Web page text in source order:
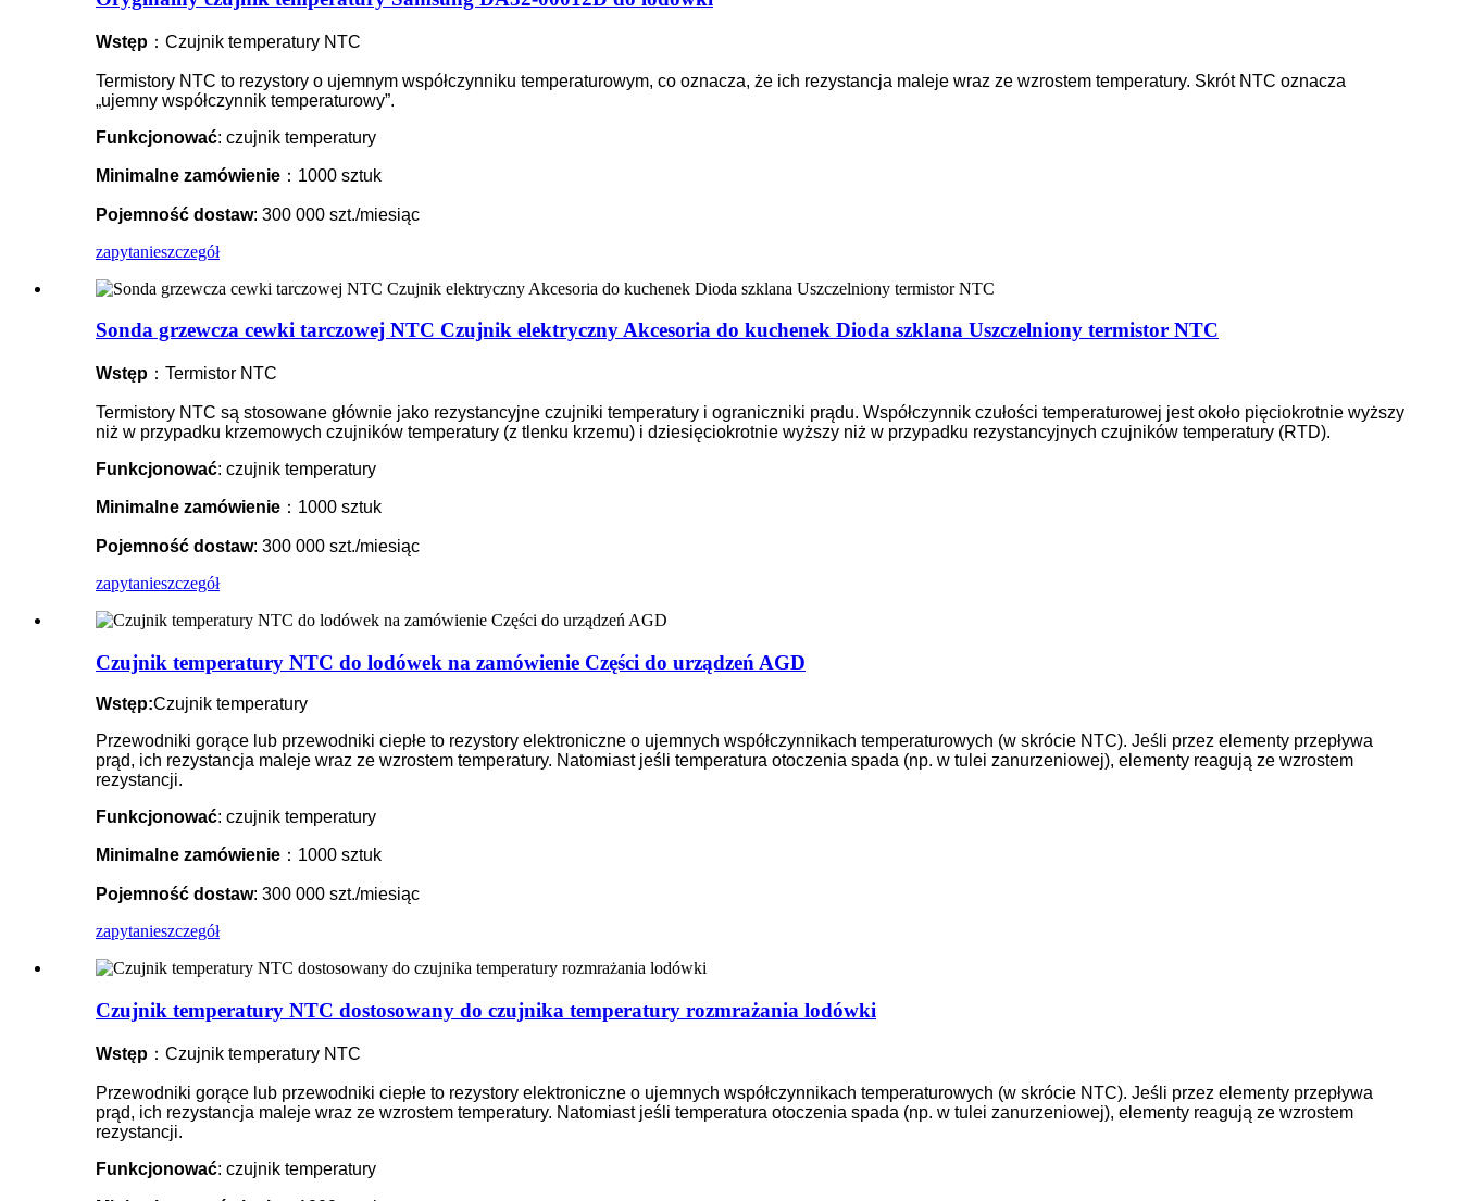
Wstęp ：Czujnik temperatury NTC
Termistory NTC to rezystory o ujemnym współczynniku temperaturowym, co oznacza, że ich rezystancja maleje wraz ze wzrostem temperatury. Skrót NTC oznacza
„ujemny współczynnik temperaturowy”.
Funkcjonować: czujnik temperatury
Minimalne zamówienie ：1000 sztuk
Pojemność dostaw: 300 000 szt./miesiąc
zapytanieszczegół
Sonda grzewcza cewki tarczowej NTC Czujnik elektryczny Akcesoria do kuchenek Dioda szklana Uszczelniony termistor NTC
Wstęp ：Termistor NTC
Termistory NTC są stosowane głównie jako rezystancyjne czujniki temperatury i ograniczniki prądu. Współczynnik czułości temperaturowej jest około pięciokrotnie wyższy
niż w przypadku krzemowych czujników temperatury (z tlenku krzemu) i dziesięciokrotnie wyższy niż w przypadku rezystancyjnych czujników temperatury (RTD).
Funkcjonować: czujnik temperatury
Minimalne zamówienie ：1000 sztuk
Pojemność dostaw: 300 000 szt./miesiąc
zapytanieszczegół
Czujnik temperatury NTC do lodówek na zamówienie Części do urządzeń AGD
Wstęp:Czujnik temperatury
Przewodniki gorące lub przewodniki ciepłe to rezystory elektroniczne o ujemnych współczynnikach temperaturowych (w skrócie NTC). Jeśli przez elementy przepływa
prąd, ich rezystancja maleje wraz ze wzrostem temperatury. Natomiast jeśli temperatura otoczenia spada (np. w tulei zanurzeniowej), elementy reagują ze wzrostem
rezystancji.
Funkcjonować: czujnik temperatury
Minimalne zamówienie ：1000 sztuk
Pojemność dostaw: 300 000 szt./miesiąc
zapytanieszczegół
Czujnik temperatury NTC dostosowany do czujnika temperatury rozmrażania lodówki
Wstęp ：Czujnik temperatury NTC
Przewodniki gorące lub przewodniki ciepłe to rezystory elektroniczne o ujemnych współczynnikach temperaturowych (w skrócie NTC). Jeśli przez elementy przepływa
prąd, ich rezystancja maleje wraz ze wzrostem temperatury. Natomiast jeśli temperatura otoczenia spada (np. w tulei zanurzeniowej), elementy reagują ze wzrostem
rezystancji.
Funkcjonować: czujnik temperatury